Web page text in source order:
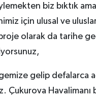
biz bıktık
için ulusal ve
olarak da tarihe
gelip defalarca
Çukurova Havalimanı